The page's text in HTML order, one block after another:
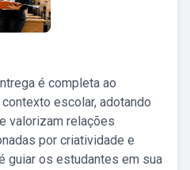
é completa ao
escolar, adotando
valorizam relações
por criatividade e
guiar os estudantes em sua